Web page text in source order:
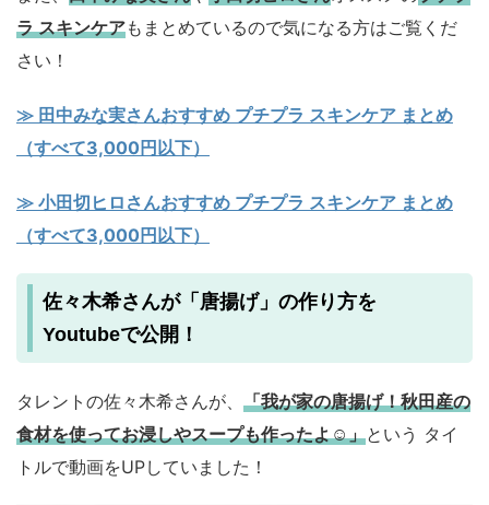
ラ スキンケアもまとめているので気になる方はご覧くだ
さい！
≫ 田中みな実さんおすすめ プチプラ スキンケア まとめ
（すべて3,000円以下）
≫ 小田切ヒロさんおすすめ プチプラ スキンケア まとめ
（すべて3,000円以下）
佐々木希さんが「唐揚げ」の作り方を
Youtubeで公開！
タレントの佐々木希さんが、 「我が家の唐揚げ！秋田産の
食材を使ってお浸しやスープも作ったよ☺️」という タイ
トルで動画をUPしていました！